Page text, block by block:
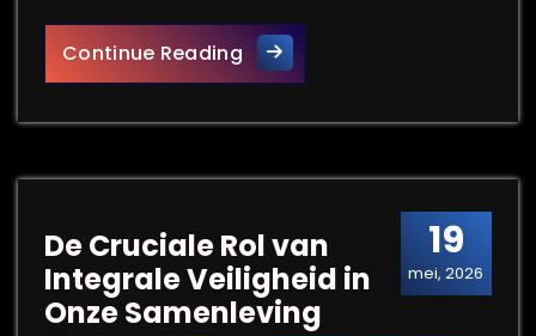
Continue ReadingDe Belangrijke Rol van
19
mei, 2026
De Cruciale Rol van
Integrale Veiligheid in
Onze Samenleving